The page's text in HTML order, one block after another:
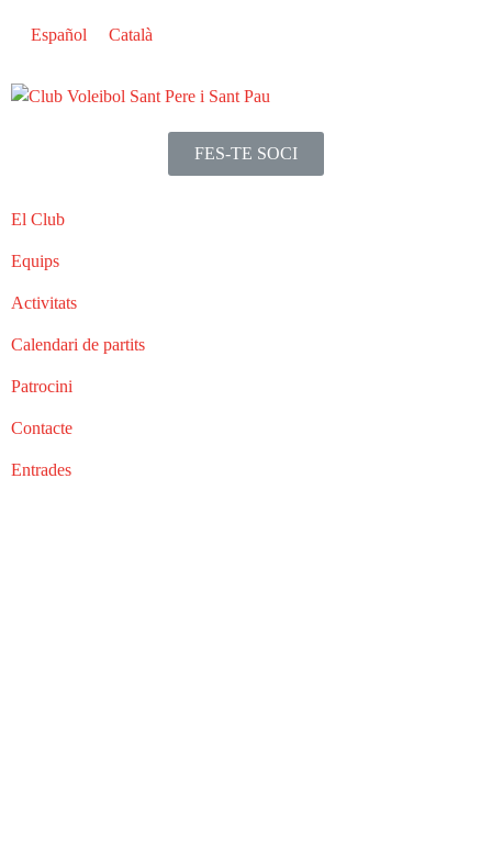
Español Català
FES-TE SOCI
El Club
Equips
Activitats
Calendari de partits
Patrocini
Contacte
Entrades